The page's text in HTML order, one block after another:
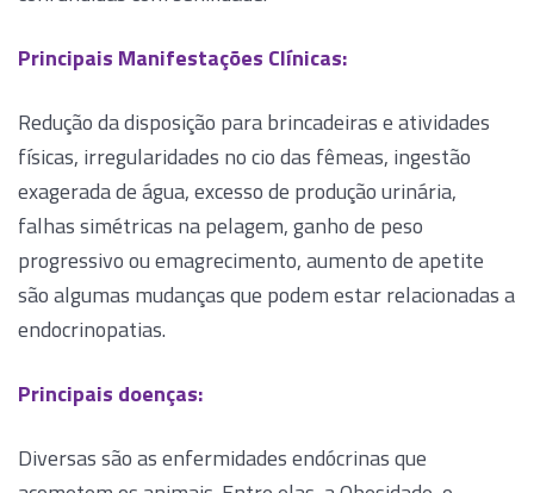
Principais Manifestações Clínicas:
Redução da disposição para brincadeiras e atividades
físicas, irregularidades no cio das fêmeas, ingestão
exagerada de água, excesso de produção urinária,
falhas simétricas na pelagem, ganho de peso
progressivo ou emagrecimento, aumento de apetite
são algumas mudanças que podem estar relacionadas a
endocrinopatias.
Principais doenças:
Diversas são as enfermidades endócrinas que